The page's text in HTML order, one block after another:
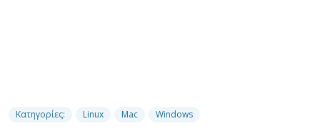
Κατηγορίες: Linux Mac Windows